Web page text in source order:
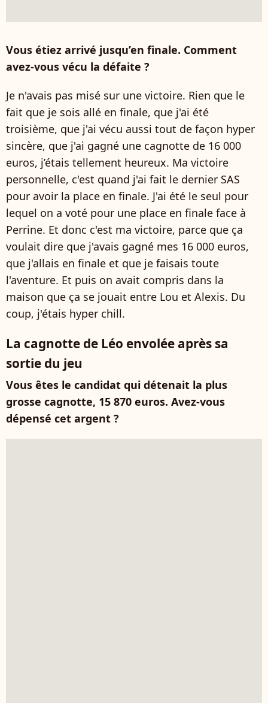
Vous étiez arrivé jusqu’en finale. Comment
avez-vous vécu la défaite ?
Je n'avais pas misé sur une victoire. Rien que le
fait que je sois allé en finale, que j'ai été
troisième, que j'ai vécu aussi tout de façon hyper
sincère, que j'ai gagné une cagnotte de 16 000
euros, j’étais tellement heureux. Ma victoire
personnelle, c'est quand j'ai fait le dernier SAS
pour avoir la place en finale. J'ai été le seul pour
lequel on a voté pour une place en finale face à
Perrine. Et donc c'est ma victoire, parce que ça
voulait dire que j'avais gagné mes 16 000 euros,
que j'allais en finale et que je faisais toute
l'aventure. Et puis on avait compris dans la
maison que ça se jouait entre Lou et Alexis. Du
coup, j'étais hyper chill.
La cagnotte de Léo envolée après sa
sortie du jeu
Vous êtes le candidat qui détenait la plus
grosse cagnotte, 15 870 euros. Avez-vous
dépensé cet argent ?